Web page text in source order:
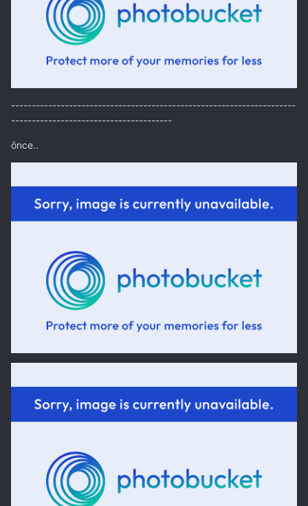
---------------------------------------------------------------------
---------------------------------------
önce..